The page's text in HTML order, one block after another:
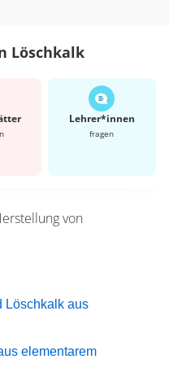
Löschkalk
Lehrer*​innen
fragen
von
Löschkalk aus
elementarem